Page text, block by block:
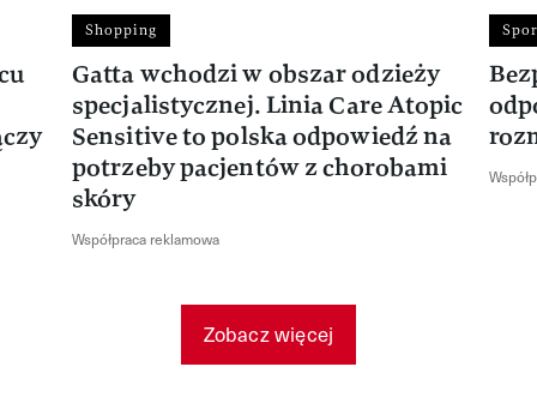
Shopping
Gatta wchodzi w obszar odzieży
specjalistycznej. Linia Care Atopic
Sensitive to polska odpowiedź na
potrzeby pacjentów z chorobami
skóry
Współpraca reklamowa
Zobacz więcej